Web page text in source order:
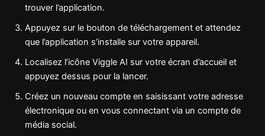
trouver l’application.
Appuyez sur le bouton de téléchargement et attendez
que l’application s’installe sur votre appareil.
Localisez l’icône Viggle AI sur votre écran d’accueil et
appuyez dessus pour la lancer.
Créez un nouveau compte en saisissant votre adresse
électronique ou en vous connectant via un compte de
média social.